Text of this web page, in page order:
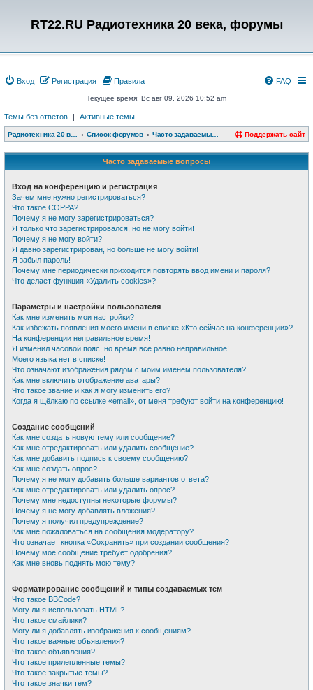
RT22.RU Радиотехника 20 века, форумы
Вход Регистрация FAQ
Правила
Текущее время: Вс авг 09, 2026 10:52 am
Темы без ответов | Активные темы
Радиотехника 20 века, форумы Список форумов Поддержать сайт
Часто задаваемые вопросы
Вход на конференцию и регистрация
Зачем мне нужно регистрироваться?
Что такое COPPA?
Почему я не могу зарегистрироваться?
Я только что зарегистрировался, но не могу войти!
Почему я не могу войти?
Я давно зарегистрирован, но больше не могу войти!
Я забыл пароль!
Почему мне периодически приходится повторять ввод имени и пароля?
Что делает функция «Удалить cookies»?
Параметры и настройки пользователя
Как мне изменить мои настройки?
Как избежать появления моего имени в списке «Кто сейчас на конференции»?
На конференции неправильное время!
Я изменил часовой пояс, но время всё равно неправильное!
Моего языка нет в списке!
Что означают изображения рядом с моим именем пользователя?
Как мне включить отображение аватары?
Что такое звание и как я могу изменить его?
Когда я щёлкаю по ссылке «email», от меня требуют войти на конференцию!
Создание сообщений
Как мне создать новую тему или сообщение?
Как мне отредактировать или удалить сообщение?
Как мне добавить подпись к своему сообщению?
Как мне создать опрос?
Почему я не могу добавить больше вариантов ответа?
Как мне отредактировать или удалить опрос?
Почему мне недоступны некоторые форумы?
Почему я не могу добавлять вложения?
Почему я получил предупреждение?
Как мне пожаловаться на сообщения модератору?
Что означает кнопка «Сохранить» при создании сообщения?
Почему моё сообщение требует одобрения?
Как мне вновь поднять мою тему?
Форматирование сообщений и типы создаваемых тем
Что такое BBCode?
Могу ли я использовать HTML?
Что такое смайлики?
Могу ли я добавлять изображения к сообщениям?
Что такое важные объявления?
Что такое объявления?
Что такое прилепленные темы?
Что такое закрытые темы?
Что такое значки тем?